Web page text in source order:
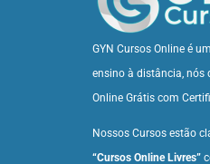
GYN Cursos Online é
ensino à distância, nós
Online Grátis com
Nossos Cursos estão
“Cursos Online Livres”